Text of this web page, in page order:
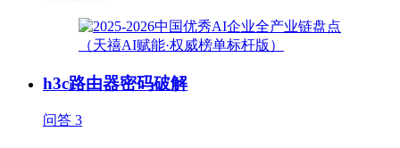
h3c路由器密码破解
问答 3